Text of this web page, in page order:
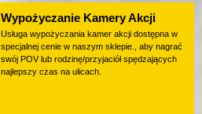
Wypożyczanie Kamery Akcji
Usługa wypożyczania kamer akcji dostępna w
specjalnej cenie w naszym sklepie., aby nagrać
swój POV lub rodzinę/przyjaciół spędzających
najlepszy czas na ulicach.